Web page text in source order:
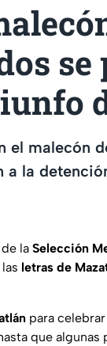
se
el malecón
la
la Selección
letras de
para
que algunas